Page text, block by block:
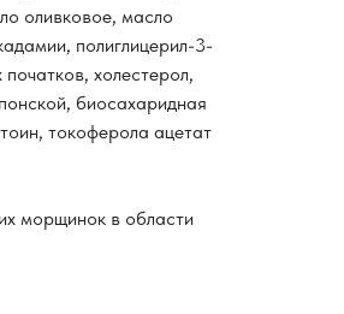
оливковое, масло
полиглицерил-3-
холестерол,
биосахаридная
токоферола ацетат
морщинок в области